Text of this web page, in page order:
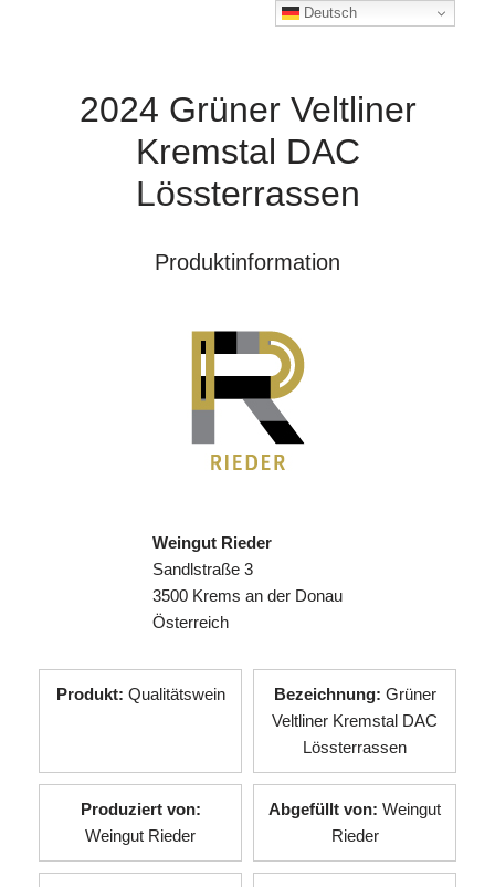
2024 Grüner Veltliner
Kremstal DAC
Lössterrassen
Produktinformation
Weingut Rieder
Sandlstraße 3
3500 Krems an der Donau
Österreich
Produkt: Qualitätswein Bezeichnung: Grüner
Veltliner Kremstal DAC
Lössterrassen
Produziert von:
Weingut Rieder
Abgefüllt von: Weingut
Rieder
Deutsch